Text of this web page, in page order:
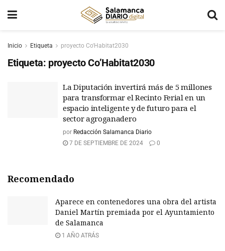
Inicio Etiqueta proyecto Co'Habitat2030
Etiqueta: proyecto Co’Habitat2030
La Diputación invertirá más de 5 millones
para transformar el Recinto Ferial en un
espacio inteligente y de futuro para el
sector agroganadero
por Redacción Salamanca Diario
7 DE SEPTIEMBRE DE 2024
0
Recomendado
Aparece en contenedores una obra del artista
Daniel Martín premiada por el Ayuntamiento
de Salamanca
1 AÑO ATRÁS